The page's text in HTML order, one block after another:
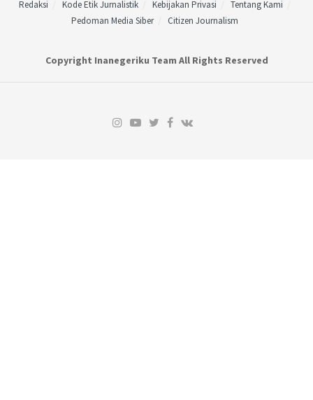
Redaksi Kode Etik Jurnalistik Kebijakan Privasi
Tentang Kami
Pedoman Media Siber
Citizen Journalism
Copyright Inanegeriku Team All Rights Reserved